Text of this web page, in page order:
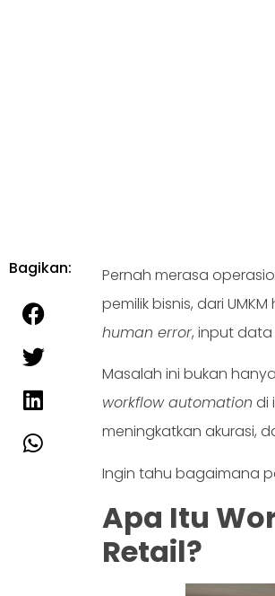
Bagikan:
Pernah merasa
pemilik bisnis, dari
human error, input
Masalah ini bukan
workflow automation di
meningkatkan akurasi,
Ingin tahu bagaimana
Apa Itu
Retail?